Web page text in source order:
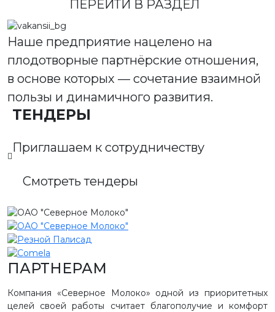
ПЕРЕЙТИ В РАЗДЕЛ
Наше предприятие нацелено на
плодотворные партнёрские отношения,
в основе которых — сочетание взаимной
пользы и динамичного развития.
ТЕНДЕРЫ
Приглашаем к сотрудничеству
Смотреть тендеры
ПАРТНЕРАМ
Компания «Северное Молоко» одной из приоритетных
целей своей работы считает благополучие и комфорт